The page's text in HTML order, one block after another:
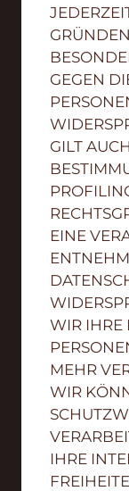
GEGEN
GILT
EINE
WIR IHRE
MEHR
WIR
IHRE